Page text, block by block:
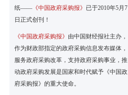
纸—— 《中国政府采购报》 已于2010年5月7
日正式创刊！
《中国政府采购报》 由中国财经报社主办，
作为财政部指定的政府采购信息发布媒体，
服务政府采购改革，支持政府采购事业，推
动政府采购发展是国家和时代赋予《中国政
府采购报》的重大使命。